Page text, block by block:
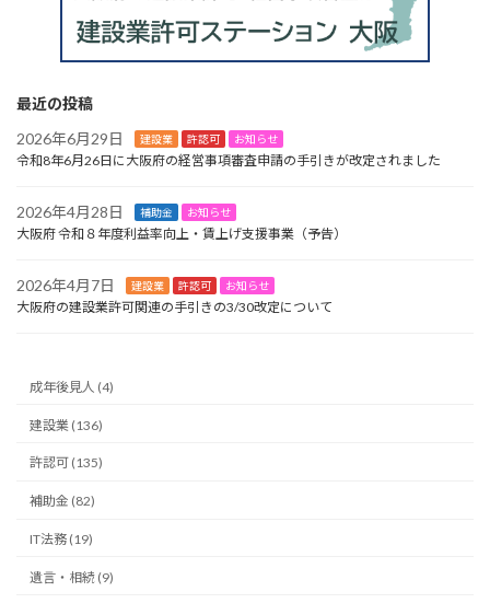
最近の投稿
2026年6月29日
建設業 許認可 お知らせ
令和8年6月26日に大阪府の経営事項審査申請の手引きが改定されました
2026年4月28日 補助金 お知らせ
大阪府 令和８年度利益率向上・賃上げ支援事業（予告）
2026年4月7日 建設業 許認可 お知らせ
大阪府の建設業許可関連の手引きの3/30改定について
成年後見人 (4)
建設業 (136)
許認可 (135)
補助金 (82)
IT法務 (19)
遺言・相続 (9)